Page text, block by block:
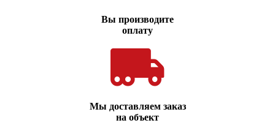
Вы производите
оплату
Мы доставляем заказ
на объект